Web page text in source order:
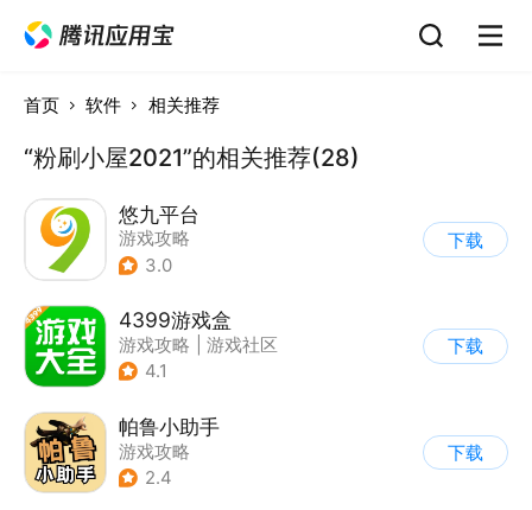
首页 软件 相关推荐
“粉刷小屋2021”的相关推荐(28)
悠九平台
游戏攻略
3.0
下载
4399游戏盒
游戏攻略
游戏社区
4.1
下载
帕鲁小助手
游戏攻略
2.4
下载